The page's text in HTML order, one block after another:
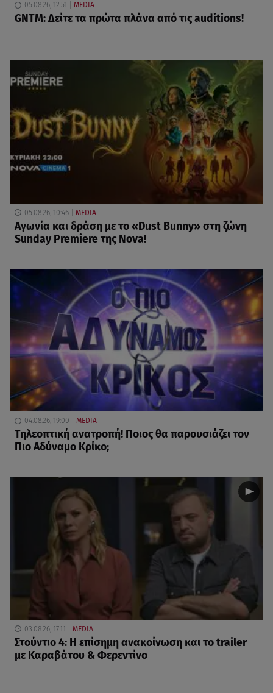
05.08.26, 12:51 MEDIA
GNTM: Δείτε τα πρώτα πλάνα από τις auditions!
05.08.26, 10:46 MEDIA
Αγωνία και δράση με το «Dust Bunny» στη ζώνη
Sunday Premiere της Nova!
04.08.26, 19:00 MEDIA
Τηλεοπτική ανατροπή! Ποιος θα παρουσιάζει τον
Πιο Αδύναμο Κρίκο;
03.08.26, 17:11 MEDIA
Στούντιο 4: Η επίσημη ανακοίνωση και το trailer
με Καραβάτου & Φερεντίνο